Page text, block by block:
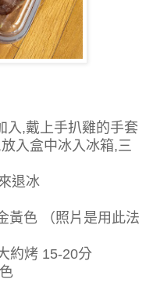
入,戴上手扒雞的手套
入盒中冰入冰箱,三
退冰
黃色 （照片是用此法
約烤 15-20分